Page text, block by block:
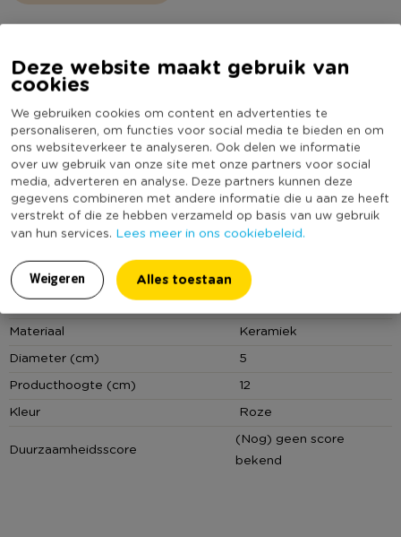
Deze website maakt gebruik van
cookies
We gebruiken cookies om content en advertenties te
personaliseren, om functies voor social media te bieden en om
ons websiteverkeer te analyseren. Ook delen we informatie
over uw gebruik van onze site met onze partners voor social
media, adverteren en analyse. Deze partners kunnen deze
gegevens combineren met andere informatie die u aan ze heeft
verstrekt of die ze hebben verzameld op basis van uw gebruik
van hun services. Lees meer in ons cookiebeleid.
Weigeren Alles toestaan
Omschrijving
Een tulp die nooit verwelkt! Deze kleine waxinelichthouder in
tulpvorm brengt sfeer, romantiek en een vleugje Hollandse
charme in huis. De roze keramieken buitenkant zorgt voor een
warme uitstraling en is perfect voor een subtiel
kaarslichtmomentje in de avond. Combineer met de grotere
variant voor een speels duo.
Contactgegevens
Xenos B.V, Schutweg 8, 5145NP Waalwijk, Nederland
www.xenos.nl/klantenservice
Lees meer
Specificaties
Artikelnummer
448042
Online Only
Nee
Materiaal
Keramiek
Diameter (cm)
5
Producthoogte (cm)
12
Kleur
Roze
Duurzaamheidsscore
(Nog) geen score
bekend